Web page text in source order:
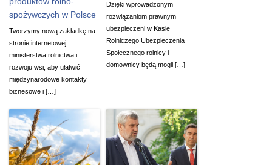
spożywczych w Polsce
Tworzymy nową zakładkę na
stronie internetowej
ministerstwa rolnictwa i
rozwoju wsi, aby ułatwić
międzynarodowe kontakty
biznesowe i […]
Dzięki wprowadzonym
rozwiązaniom prawnym
ubezpieczeni w Kasie
Rolniczego Ubezpieczenia
Społecznego rolnicy i
domownicy będą mogli […]